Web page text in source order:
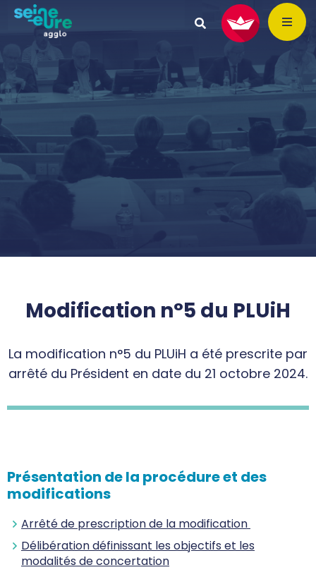
Modification n°5 du PLUiH
La modification n°5 du PLUiH a été prescrite par
arrêté du Président en date du 21 octobre 2024.
Présentation de la procédure et des
modifications
Arrêté de prescription de la modification
Délibération définissant les objectifs et les
modalités de concertation